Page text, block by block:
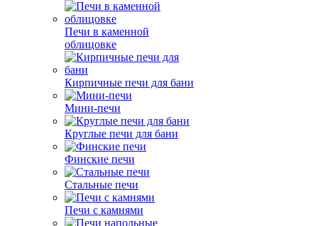
Печи в каменной
облицовке
Кирпичные печи для бани
Мини-печи
Круглые печи для бани
Финские печи
Стальные печи
Печи с камнями